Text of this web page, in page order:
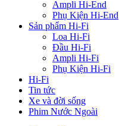
Ampli Hi-End
Phụ Kiện Hi-End
Sản phẩm Hi-Fi
Loa Hi-Fi
Đầu Hi-Fi
Ampli Hi-Fi
Phụ Kiện Hi-Fi
Hi-Fi
Tin tức
Xe và đời sống
Phim Nước Ngoài